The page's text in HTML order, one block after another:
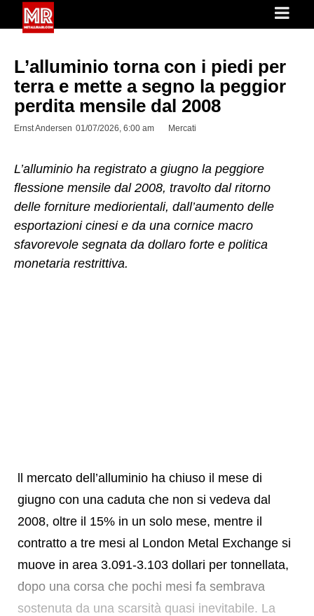
L’alluminio torna con i piedi per
terra e mette a segno la peggior
perdita mensile dal 2008
Ernst Andersen 01/07/2026, 6:00 am Mercati
L’alluminio ha registrato a giugno la peggiore
flessione mensile dal 2008, travolto dal ritorno
delle forniture mediorientali, dall’aumento delle
esportazioni cinesi e da una cornice macro
sfavorevole segnata da dollaro forte e politica
monetaria restrittiva.
ll mercato dell’alluminio ha chiuso il mese di
giugno con una caduta che non si vedeva dal
2008, oltre il 15% in un solo mese, mentre il
contratto a tre mesi al London Metal Exchange si
muove in area 3.091-3.103 dollari per tonnellata,
dopo una corsa che pochi mesi fa sembrava
sostenuta da una scarsità quasi inevitabile. La